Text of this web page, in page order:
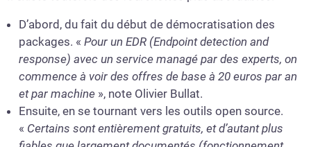
D’abord, du fait du début de démocratisation des
packages. « Pour un EDR (Endpoint detection and
response) avec un service managé par des experts, on
commence à voir des offres de base à 20 euros par an
et par machine», note Olivier Bullat.
Ensuite, en se tournant vers les outils open source.
« Certains sont entièrement gratuits, et d’autant plus